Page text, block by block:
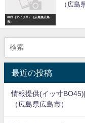
IRIS（アイリス）（広島県広島
市）
（広島
最近の投稿
情報提供(イッ寸
（広島県広島市）